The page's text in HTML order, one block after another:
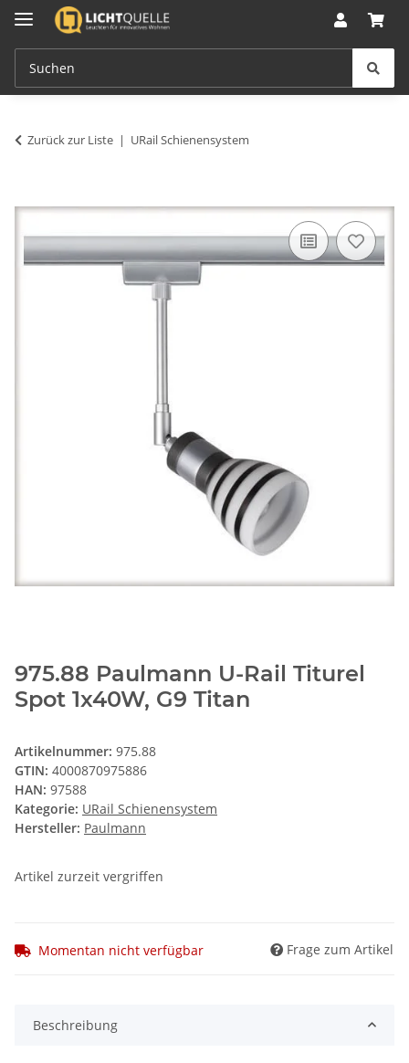
Zurück zur Liste URail Schienensystem
975.88 Paulmann U-Rail Titurel
Spot 1x40W, G9 Titan
Artikelnummer: 975.88
GTIN: 4000870975886
HAN: 97588
Kategorie: URail Schienensystem
Hersteller: Paulmann
Artikel zurzeit vergriffen
Momentan nicht verfügbar Frage zum Artikel
Beschreibung